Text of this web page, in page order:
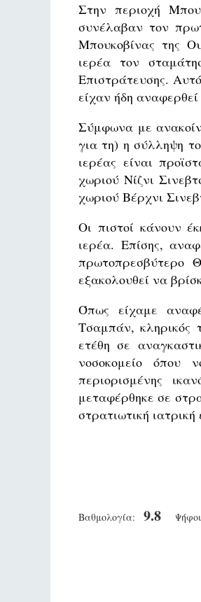
Στην περιοχή
συνέλαβαν τον
Μπουκοβίνας της
ιερέα τον
Επιστράτευσης.
είχαν ήδη
Σύμφωνα με
για τη) η σύλληψη
ιερέας είναι
χωριού Νίζνι
χωριού Βέρχνι
Οι πιστοί κάνουν
ιερέα. Επίσης,
πρωτοπρεσβύτερο
εξακολουθεί να
Όπως είχαμε
Τσαμπάν, κληρικός
ετέθη σε
νοσοκομείο όπου
περιορισμένης
μεταφέρθηκε σε
στρατιωτική ιατρική
Βαθμολογία: 9.8